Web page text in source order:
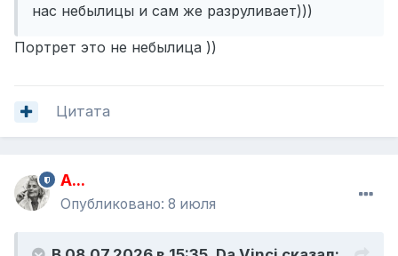
нас небылицы и сам же разруливает)))
Портрет это не небылица ))
Цитата
A...
Опубликовано: 8 июля